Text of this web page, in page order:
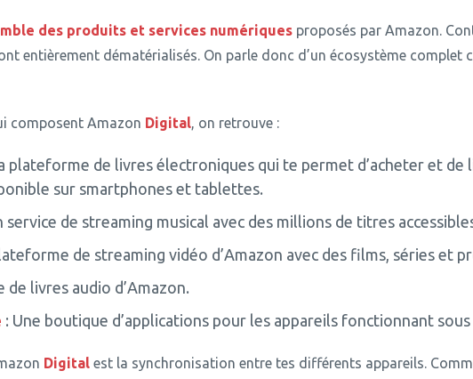
des produits et services numériques proposés par Amazon.
entièrement dématérialisés. On parle donc d’un écosystème
composent Amazon Digital, on retrouve :
plateforme de livres électroniques qui te permet d’acheter et de
sur smartphones et tablettes.
service de streaming musical avec des millions de titres
de streaming vidéo d’Amazon avec des films, séries et
de livres audio d’Amazon.
: Une boutique d’applications pour les appareils fonctionnant
Digital est la synchronisation entre tes différents appareils.